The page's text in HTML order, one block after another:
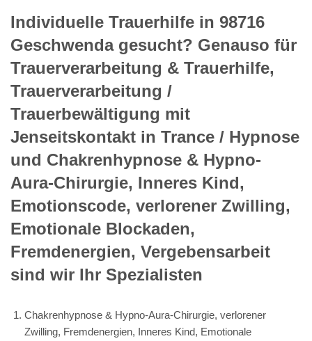
Individuelle Trauerhilfe in 98716
Geschwenda gesucht? Genauso für
Trauerverarbeitung & Trauerhilfe,
Trauerverarbeitung /
Trauerbewältigung mit
Jenseitskontakt in Trance / Hypnose
und Chakrenhypnose & Hypno-
Aura-Chirurgie, Inneres Kind,
Emotionscode, verlorener Zwilling,
Emotionale Blockaden,
Fremdenergien, Vergebensarbeit
sind wir Ihr Spezialisten
Chakrenhypnose & Hypno-Aura-Chirurgie, verlorener
Zwilling, Fremdenergien, Inneres Kind, Emotionale